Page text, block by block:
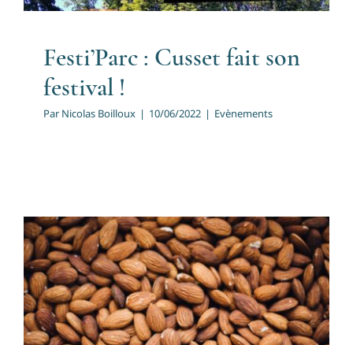
Festi’Parc : Cusset fait son
festival !
Par Nicolas Boilloux | 10/06/2022 | Evènements
VRAC est arrivé à Cusset
Evènements